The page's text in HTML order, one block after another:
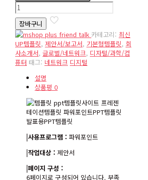
basic183-
2
수
량
장바구니
카테고리: 최신
UP템플릿, 제안서/보고서, 기본형템플릿, 회
사소개서, 글로벌/네트워크, 디자털/과학/컴
퓨터 태그: 네트워크 디지털
설명
상품평 0
|사용프로그램 : 파워포인트
|작업대상 : 제안서
|페이지 구성 :
6페이지로 구성되어 있습니다. 부족